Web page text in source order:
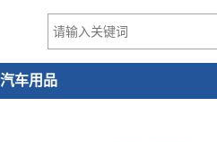
汽车用品